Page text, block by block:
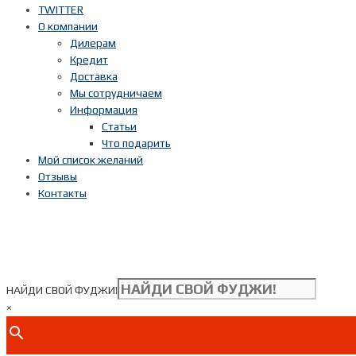
TWITTER
О компании
Дилерам
Кредит
Доставка
Мы сотрудничаем
Информация
Статьи
Что подарить
Мой список желаний
Отзывы
Контакты
НАЙДИ СВОЙ ФУДЖИ!
×